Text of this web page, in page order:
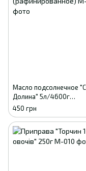
Масло подсолнечное
Долина" 5л/4600г
(рафинированное)
450 грн